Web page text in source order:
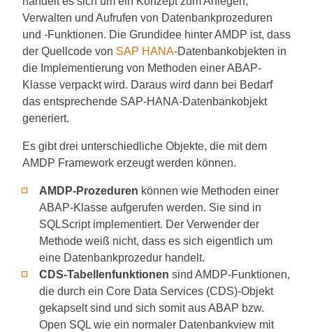
Verwalten und Aufrufen von Datenbankprozeduren
und ‐Funktionen. Die Grundidee hinter AMDP ist, dass
der Quellcode von SAP HANA-Datenbankobjekten in
die Implementierung von Methoden einer ABAP-
Klasse verpackt wird. Daraus wird dann bei Bedarf
das entsprechende SAP-HANA-Datenbankobjekt
generiert.
Es gibt drei unterschiedliche Objekte, die mit dem
AMDP Framework erzeugt werden können.
AMDP-Prozeduren können wie Methoden einer
ABAP-Klasse aufgerufen werden. Sie sind in
SQLScript implementiert. Der Verwender der
Methode weiß nicht, dass es sich eigentlich um
eine Datenbankprozedur handelt.
CDS-Tabellenfunktionen sind AMDP-Funktionen,
die durch ein Core Data Services (CDS)-Objekt
gekapselt sind und sich somit aus ABAP bzw.
Open SQL wie ein normaler Datenbankview mit